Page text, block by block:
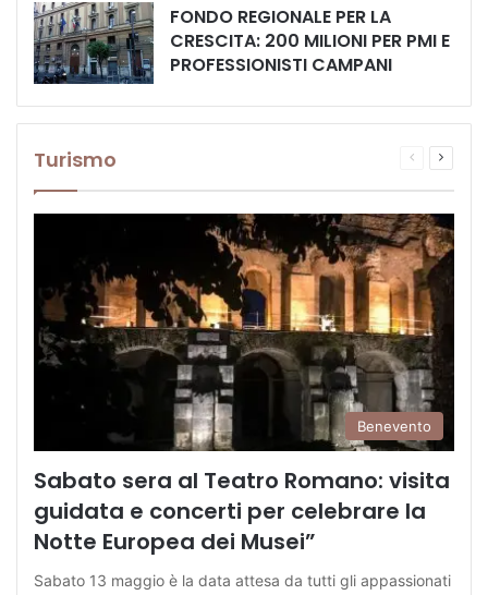
FONDO REGIONALE PER LA
CRESCITA: 200 MILIONI PER PMI E
PROFESSIONISTI CAMPANI
Turismo
Pagina
Benevento
Sabato sera al Teatro Romano: visita
guidata e concerti per celebrare la
Notte Europea dei Musei”
Sabato 13 maggio è la data attesa da tutti gli appassionati